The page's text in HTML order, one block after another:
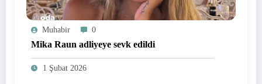
Muhabir 0
Mika Raun adliyeye sevk edildi
1 Şubat 2026